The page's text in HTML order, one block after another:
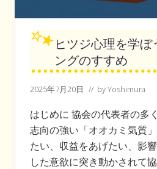
ヒツジ心理を学
ングのすすめ
2025年7月20日 // byYoshimura
はじめに 協会の代表者の多
志向の強い「オオカミ気質
たい、収益をあげたい、影
した意欲に突き動かされて